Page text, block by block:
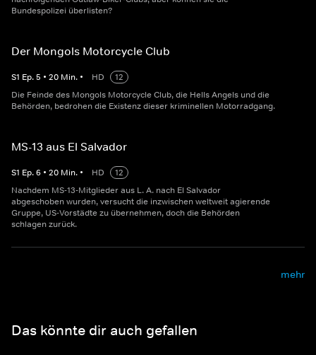
Bundespolizei überlisten?
Der Mongols Motorcycle Club
S1 Ep.5 • 20 Min. • HD
12
Die Feinde des Mongols Motorcycle Club, die Hells Angels und die
Behörden, bedrohen die Existenz dieser kriminellen Motorradgang.
MS-13 aus El Salvador
S1 Ep.6 • 20 Min. • HD
12
Nachdem MS-13-Mitglieder aus L. A. nach El Salvador
abgeschoben wurden, versucht die inzwischen weltweit agierende
Gruppe, US-Vorstädte zu übernehmen, doch die Behörden
schlagen zurück.
mehr
Das könnte dir auch gefallen